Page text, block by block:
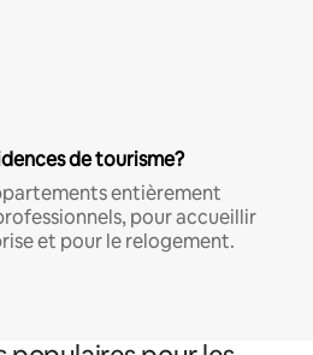
de tourisme?
entièrement
pour accueillir
et pour le relogement.